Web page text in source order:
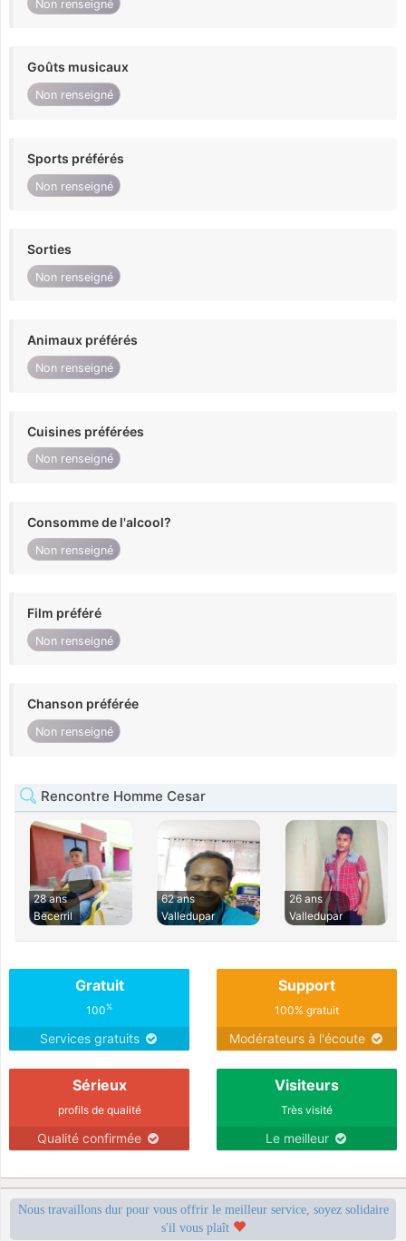
Non renseigné
Goûts musicaux
Non renseigné
Sports préférés
Non renseigné
Sorties
Non renseigné
Animaux préférés
Non renseigné
Cuisines préférées
Non renseigné
Consomme de l'alcool?
Non renseigné
Film préféré
Non renseigné
Chanson préférée
Non renseigné
Rencontre Homme Cesar
28 ans
Becerril
62 ans
Valledupar
26 ans
Valledupar
Gratuit
100%
Services gratuits
Support
100% gratuit
Modérateurs à l'écoute
Sérieux
profils de qualité
Qualité confirmée
Visiteurs
Très visité
Le meilleur
Nous travaillons dur pour vous offrir le meilleur service, soyez solidaire
s'il vous plaît